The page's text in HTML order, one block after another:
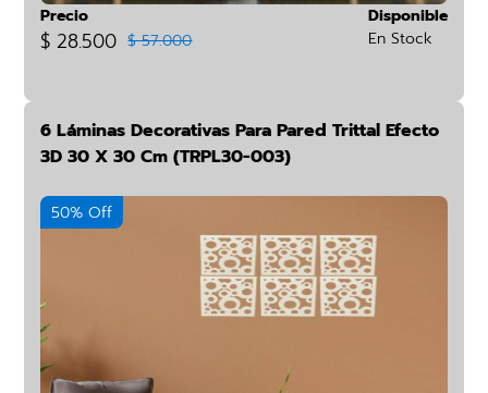
Precio
$ 28.500 $ 57.000
Disponible
En Stock
6 Láminas Decorativas Para Pared Trittal Efecto
3D 30 X 30 Cm (TRPL30-003)
50% Off